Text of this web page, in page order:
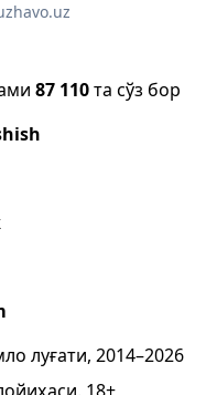
havo.uz
87 110та сўз бор
луғати, 2014–2026